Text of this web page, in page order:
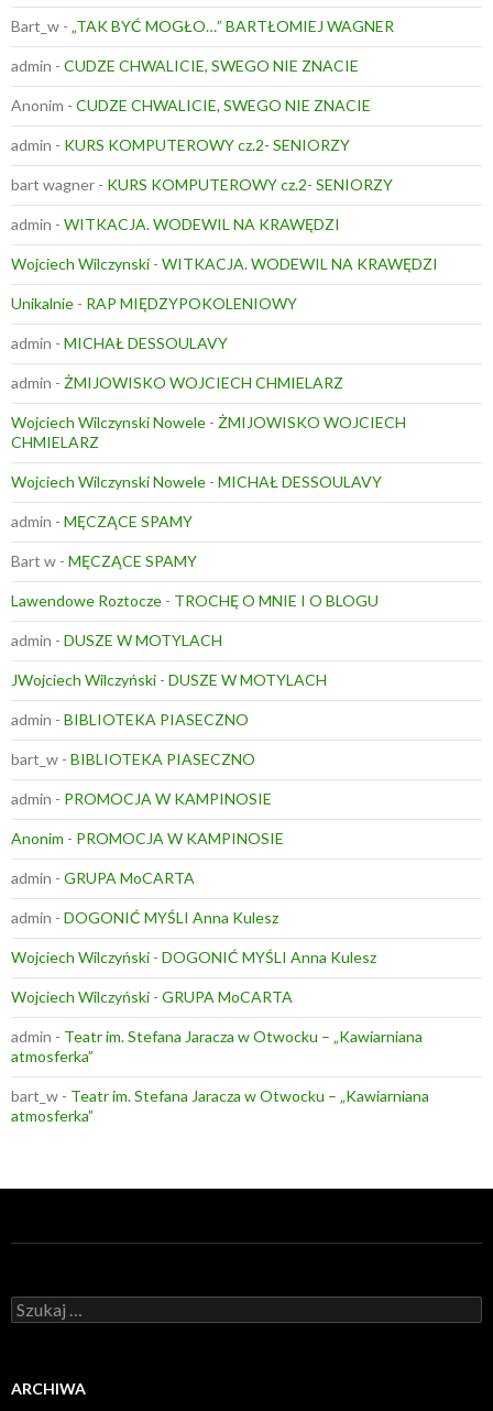
Bart_w - „TAK BYĆ MOGŁO…” BARTŁOMIEJ WAGNER
admin - CUDZE CHWALICIE, SWEGO NIE ZNACIE
Anonim - CUDZE CHWALICIE, SWEGO NIE ZNACIE
admin - KURS KOMPUTEROWY cz.2- SENIORZY
bart wagner - KURS KOMPUTEROWY cz.2- SENIORZY
admin - WITKACJA. WODEWIL NA KRAWĘDZI
Wojciech Wilczynski - WITKACJA. WODEWIL NA KRAWĘDZI
Unikalnie - RAP MIĘDZYPOKOLENIOWY
admin - MICHAŁ DESSOULAVY
admin - ŻMIJOWISKO WOJCIECH CHMIELARZ
Wojciech Wilczynski Nowele - ŻMIJOWISKO WOJCIECH
CHMIELARZ
Wojciech Wilczynski Nowele - MICHAŁ DESSOULAVY
admin - MĘCZĄCE SPAMY
Bart w - MĘCZĄCE SPAMY
Lawendowe Roztocze - TROCHĘ O MNIE I O BLOGU
admin - DUSZE W MOTYLACH
JWojciech Wilczyński - DUSZE W MOTYLACH
admin - BIBLIOTEKA PIASECZNO
bart_w - BIBLIOTEKA PIASECZNO
admin - PROMOCJA W KAMPINOSIE
Anonim - PROMOCJA W KAMPINOSIE
admin - GRUPA MoCARTA
admin - DOGONIĆ MYŚLI Anna Kulesz
Wojciech Wilczyński - DOGONIĆ MYŚLI Anna Kulesz
Wojciech Wilczyński - GRUPA MoCARTA
admin - Teatr im. Stefana Jaracza w Otwocku – „Kawiarniana
atmosferka”
bart_w - Teatr im. Stefana Jaracza w Otwocku – „Kawiarniana
atmosferka”
Szukaj:
ARCHIWA